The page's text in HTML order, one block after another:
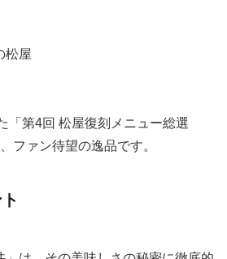
松屋
「第4回 松屋復刻メニュー総選
ファン待望の逸品です。